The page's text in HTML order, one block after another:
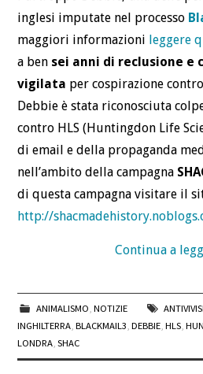
inglesi imputate nel processo
maggiori informazioni leggere
a ben sei anni di reclusione e
vigilata per cospirazione contro
Debbie è stata riconosciuta
contro HLS (Huntingdon Life
di email e della propaganda
nell’ambito della campagna
di questa campagna visitare il
http://
Continua a
ANIMALISMO, NOTIZIE
INGHILTERRA,BLACKMAIL3,DEBBIE,HLS,
LONDRA,SHAC